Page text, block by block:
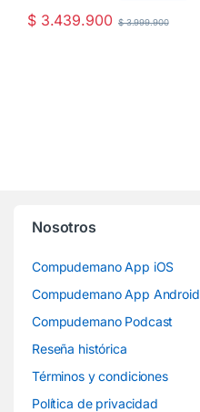
$3.439.900 $3.999.900
Nosotros
Compudemano App iOS
Compudemano App Android
Compudemano Podcast
Reseña histórica
Términos y condiciones
Política de privacidad